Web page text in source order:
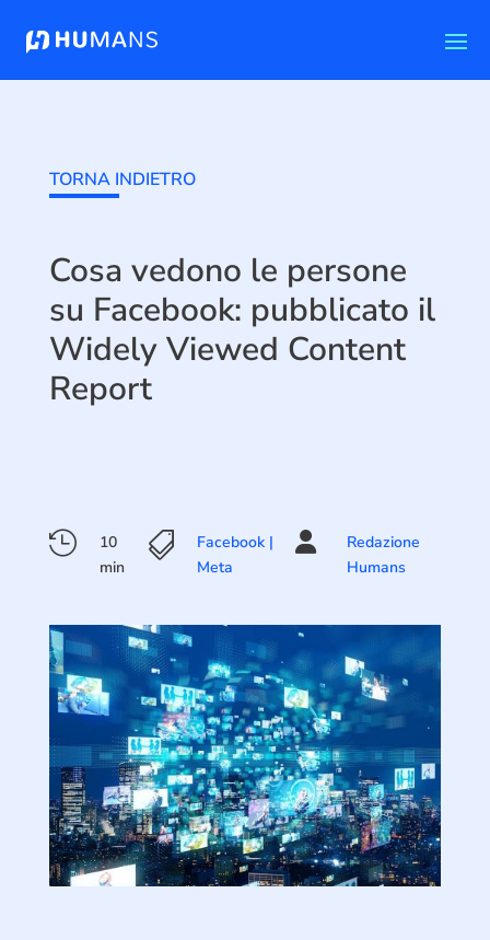
TORNA INDIETRO
Cosa vedono le persone
su Facebook: pubblicato il
Widely Viewed Content
Report

10
min

Facebook |
Meta

Redazione
Humans